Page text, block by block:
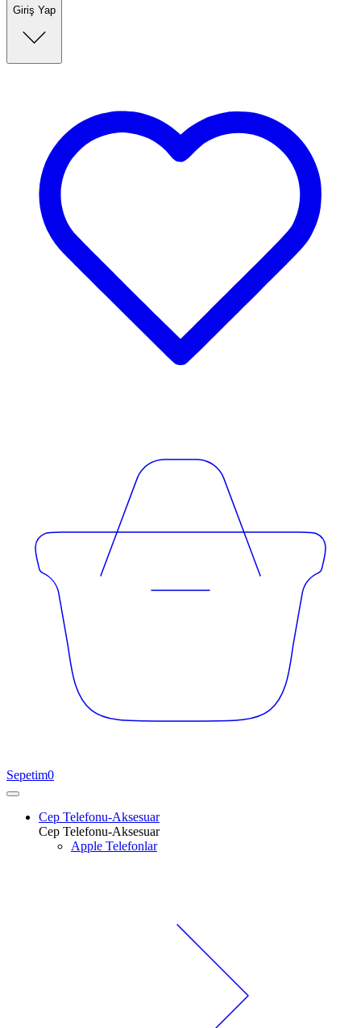
Giriş Yap
Sepetim0
Cep Telefonu-Aksesuar
Cep Telefonu-Aksesuar
Apple Telefonlar